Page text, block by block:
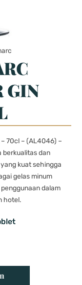
GIN
– 70cl – (AL4046) –
berkualitas dan
kuat sehingga
gelas minum
dalam
hotel.